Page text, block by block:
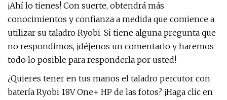
¡Ahí lo tienes! Con suerte, obtendrá más
conocimientos y confianza a medida que comience a
utilizar su taladro Ryobi. Si tiene alguna pregunta que
no respondimos, ¡déjenos un comentario y haremos
todo lo posible para responderla por usted!
¿Quieres tener en tus manos el taladro percutor con
batería Ryobi 18V One+ HP de las fotos? ¡Haga clic en